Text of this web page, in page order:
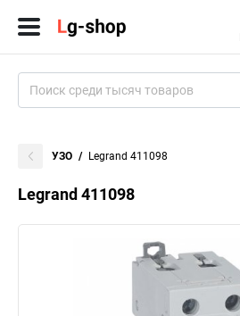
УЗО Legrand 411098
Legrand 411098